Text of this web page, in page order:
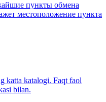
пункты обмена
местоположение пункта
katta katalogi. Faqt faol
bilan.